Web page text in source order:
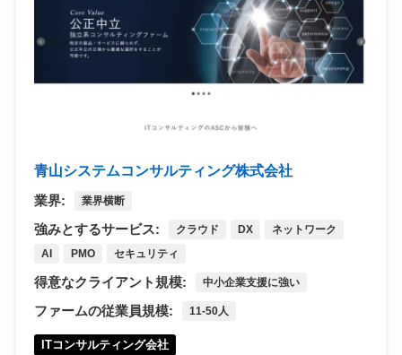
青山システムコンサルティング株式会社
業界: 業界横断
強みとするサービス: クラウド DX ネットワーク
AI PMO セキュリティ
得意なクライアント規模: 中小企業支援に強い
ファームの従業員規模: 11-50人
ITコンサルティング会社